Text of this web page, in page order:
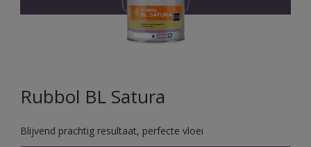
Rubbol BL Satura
Blijvend prachtig resultaat, perfecte vloei